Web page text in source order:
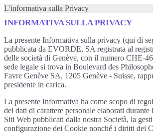
L'informativa sulla Privacy
INFORMATIVA SULLA PRIVACY
La presente Informativa sulla privacy (qui di
pubblicata da EVORDE, SA registrata al
delle società di Genève, con il numero CHE-
sede legale si trova in Boulevard des
Favre Genève SA, 1205 Genève - Suisse,
presidente in carica.
La presente Informativa ha come scopo di
dei dati di carattere personale elaborati durante
Siti Web pubblicati dalla nostra Società, la
configurazione dei Cookie nonché i diritti dei